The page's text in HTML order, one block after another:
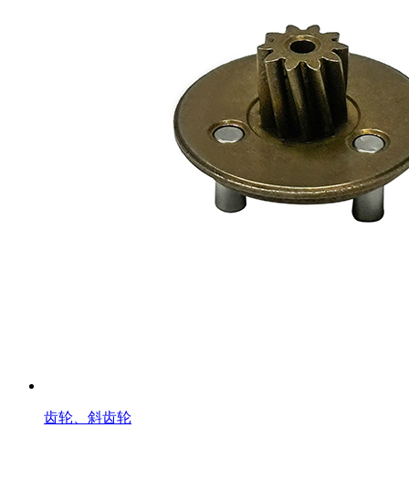
齿轮、斜齿轮